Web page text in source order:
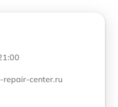
repair-center.ru